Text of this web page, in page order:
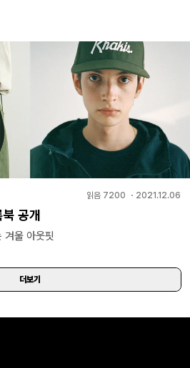
읽음 7200 ・ 2021.12.06
공개
겨울 아웃핏
더보기